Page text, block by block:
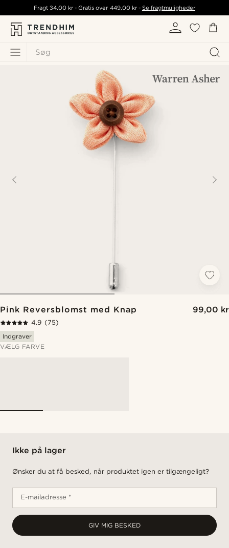
Søg
Fragt34,00 kr - Gratis over 449,00 kr- Se fragtmuligheder
Pink Reversblomst med Knap 99,00 kr
4.9 (75)
Indgraver
VÆLG FARVE
Ikke på lager
Ønsker du at få besked, når produktet igen er tilgængeligt?
E-mailadresse *
GIV MIG BESKED